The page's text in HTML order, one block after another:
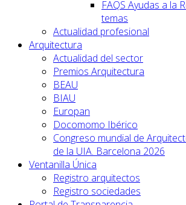
FAQS Ayudas a la
temas
Actualidad profesional
Arquitectura
Actualidad del sector
Premios Arquitectura
BEAU
BIAU
Europan
Docomomo Ibérico
Congreso mundial de
de la UIA. Barcelona 2026
Ventanilla Única
Registro arquitectos
Registro sociedades